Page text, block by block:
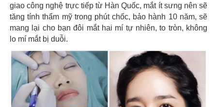
giao công nghệ trực tiếp từ Hàn Quốc, mắt ít sưng nên sẽ
tăng tính thẩm mỹ trong phút chốc, bảo hành 10 năm, sẽ
mang lại cho bạn đôi mắt hai mí tự nhiên, to tròn, không
lo mí mắt bị duỗi.